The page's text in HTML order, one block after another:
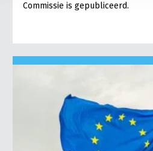
Commissie is gepubliceerd.